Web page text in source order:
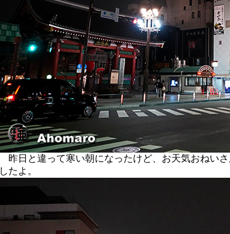
昨日と違って寒い朝になったけど、お天気おねい
したよ。